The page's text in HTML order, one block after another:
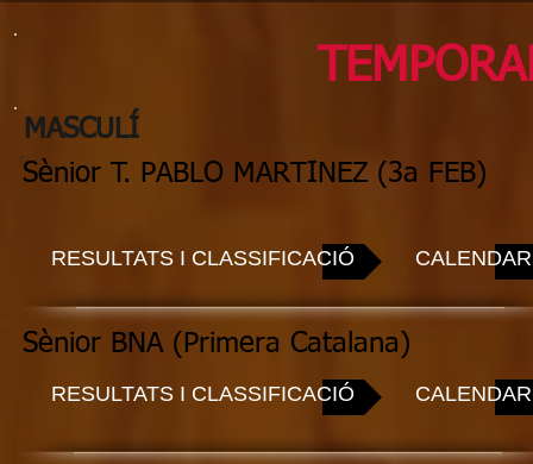
MASCULÍ
Sènior T. PABLO MARTINEZ (3a FEB)
RESULTATS I CLASSIFICACIÓ
Sènior BNA (Primera Catalana)
RESULTATS I CLASSIFICACIÓ